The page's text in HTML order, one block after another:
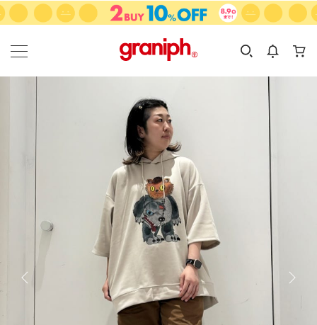
カテゴリーから探す
KIDS
カテゴリ
サイズ